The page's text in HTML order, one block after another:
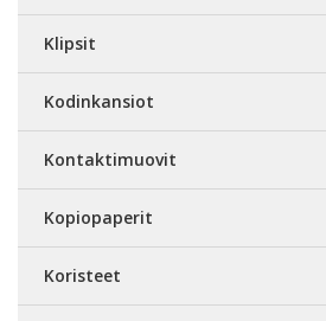
Klipsit
Kodinkansiot
Kontaktimuovit
Kopiopaperit
Koristeet